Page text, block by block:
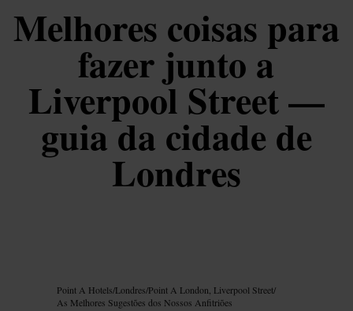
Melhores coisas para
fazer junto a
Liverpool Street —
guia da cidade de
Londres
Point A Hotels/Londres/Point A London, Liverpool Street/
As Melhores Sugestões dos Nossos Anfitriões